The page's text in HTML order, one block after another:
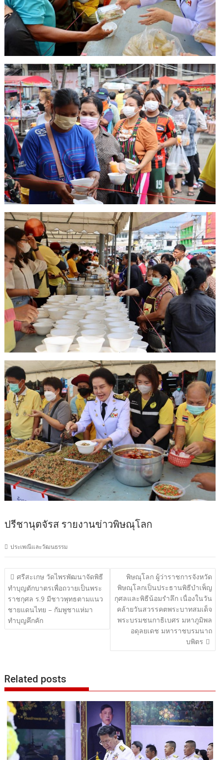
ปรีชานุตจัรส รายงานข่าวพิษณุโลก
ประเพณีและวัฒนธรรม
แนะแนว
เรื่อง
ศรีสะเกษ วัดไพรพัฒนาจัดพิธี
ทำบุญตักบาตรเพื่อถวายเป็นพระ
ราชกุศล ร.9 มีชาวพุทธตามแนว
ชายแดนไทย – กัมพูชาแห่มา
ทำบุญคึกคัก
พิษณุโลก ผู้ว่าราชการจังหวัด
พิษณุโลกเป็นประธานพิธีบำเพ็ญ
กุศลและพิธีน้อมรำลึก เนื่องในวัน
คล้ายวันสวรรคตพระบาทสมเด็จ
พระบรมชนกาธิเบศร มหาภูมิพล
อดุลยเดช มหาราชบรมนาถ
บพิตร
Related posts